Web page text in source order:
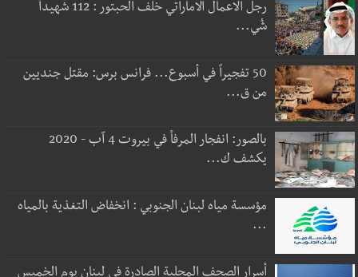
رجل الاعمال الاماراتي خلف الحبتور : 112 شهيداً
شُي...
50 تفجيراً في أسبوع... فرانس برس: مقتل جنديين
من ق...
بالصور: انفجار المرفأ في بيروت 4 آب - 2020
يكشف ك...
مؤسسة مياه لبنان الجنوبي : انخفاض التغذية بالمياه
...